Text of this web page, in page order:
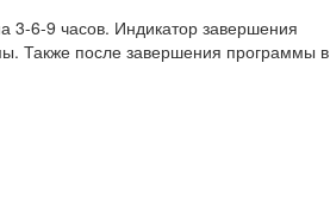
3-6-9 часов. Индикатор завершения
Также после завершения программы в